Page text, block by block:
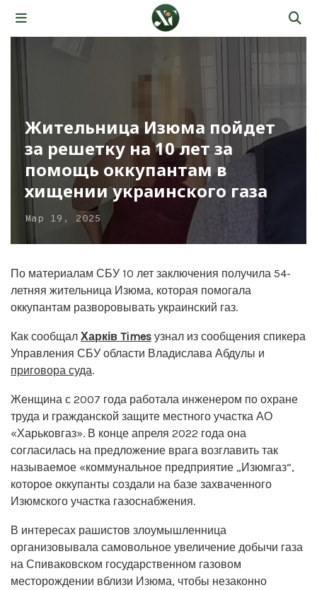
Жительница Изюма пойдет
за решетку на 10 лет за
помощь оккупантам в
хищении украинского газа
Мар 19, 2025
По материалам СБУ 10 лет заключения получила 54-
летняя жительница Изюма, которая помогала
оккупантам разворовывать украинский газ.
Как сообщал Харків Times узнал из сообщения спикера
Управления СБУ области Владислава Абдулы и
приговора суда.
Женщина с 2007 года работала инженером по охране
труда и гражданской защите местного участка АО
«Харьковгаз». В конце апреля 2022 года она
согласилась на предложение врага возглавить так
называемое «коммунальное предприятие „Изюмгаз“,
которое оккупанты создали на базе захваченного
Изюмского участка газоснабжения.
В интересах рашистов злоумышленница
организовывала самовольное увеличение добычи газа
на Спиваковском государственном газовом
месторождении вблизи Изюма, чтобы незаконно